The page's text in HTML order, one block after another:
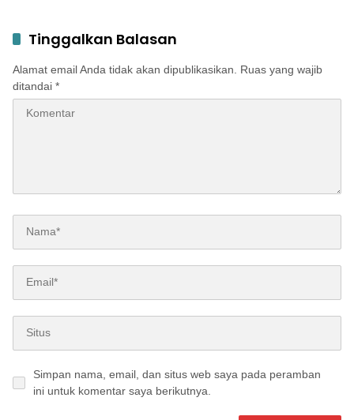
Kemendes
Tinggalkan Balasan
Alamat email Anda tidak akan dipublikasikan.
Ruas yang wajib
ditandai *
Simpan nama, email, dan situs web saya pada peramban
ini untuk komentar saya berikutnya.